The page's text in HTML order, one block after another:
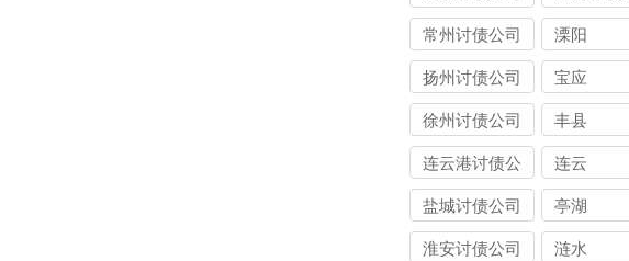
常州讨债公司 溧阳
扬州讨债公司 宝应
徐州讨债公司 丰县
连云港讨债公
司
连云
盐城讨债公司 亭湖
淮安讨债公司 涟水